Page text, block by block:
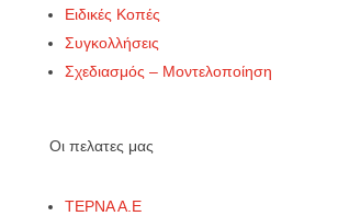
Ειδικές Κοπές
Συγκολλήσεις
Σχεδιασμός – Μοντελοποίηση
Οι πελατες μας
ΤΕΡΝΑ Α.Ε